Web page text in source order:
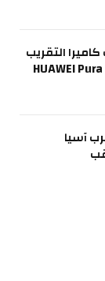
التقريب
آسيا